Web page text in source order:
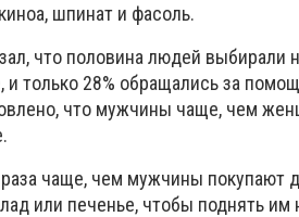
шпинат и фасоль.
что половина людей выбирали
и только 28% обращались за
что мужчины чаще, чем
чаще, чем мужчины покупают
или печенье, чтобы поднять им